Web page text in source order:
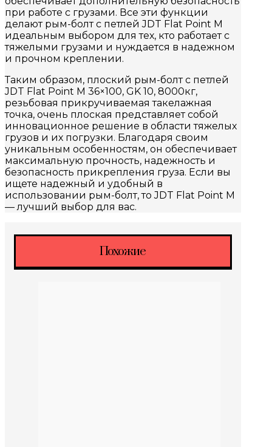
при работе с грузами. Все эти функции
делают рым-болт с петлей JDT Flat Point M
идеальным выбором для тех, кто работает с
тяжелыми грузами и нуждается в надежном
и прочном креплении.
Таким образом, плоский рым-болт с петлей
JDT Flat Point M 36×100, GK 10, 8000кг,
резьбовая прикручиваемая такелажная
точка, очень плоская представляет собой
инновационное решение в области тяжелых
грузов и их погрузки. Благодаря своим
уникальным особенностям, он обеспечивает
максимальную прочность, надежность и
безопасность прикрепления груза. Если вы
ищете надежный и удобный в
использовании рым-болт, то JDT Flat Point M
— лучший выбор для вас.
Похожие